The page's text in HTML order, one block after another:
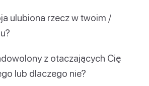
ulubiona rzecz w twoim /
z otaczających Cię
lub dlaczego nie?